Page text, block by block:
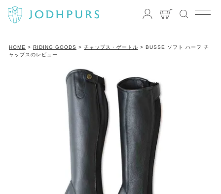
HOME RIDING GOODS チャップス・ゲートル
BUSSE ソフト ハーフ チ
ャップスのレビュー